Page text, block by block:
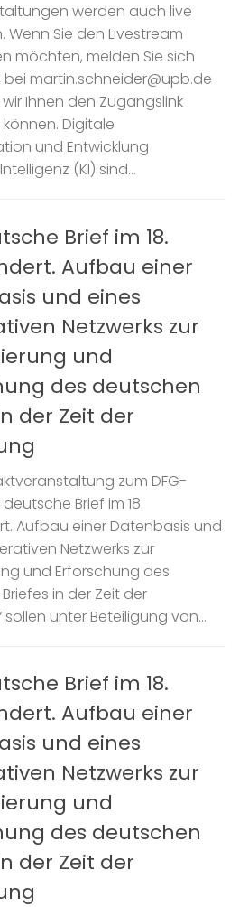
werden auch live
Wenn Sie den Livestream
möchten, melden Sie sich
martin.schneider@upb.de
Ihnen den Zugangslink
Digitale
und Entwicklung
(KI) sind...
Brief im 18.
Aufbau einer
und eines
Netzwerks zur
und
des deutschen
der Zeit der
zum DFG-
deutsche Brief im 18.
Aufbau einer Datenbasis und
Netzwerks zur
und Erforschung des
in der Zeit der
sollen unter Beteiligung von...
Brief im 18.
Aufbau einer
und eines
Netzwerks zur
und
des deutschen
der Zeit der